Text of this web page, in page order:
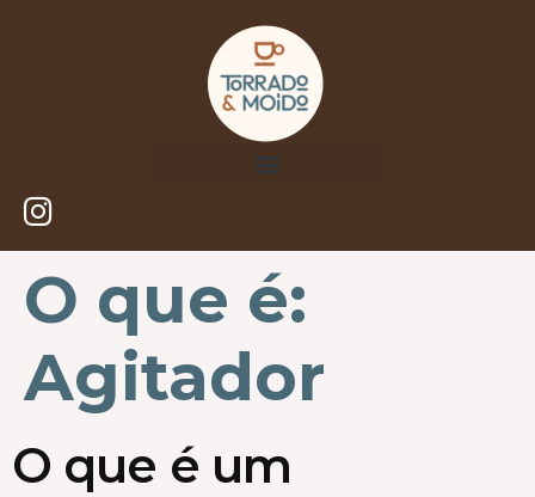
O que é:
Agitador
O que é um